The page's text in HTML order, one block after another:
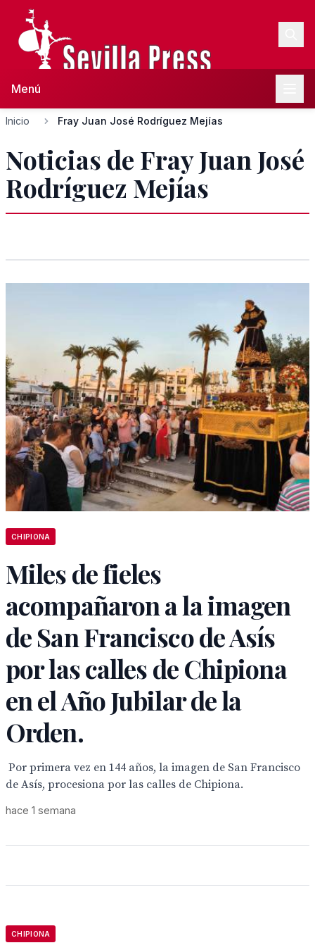
Menú
Inicio Fray Juan José Rodríguez Mejías
Noticias de Fray Juan José
Rodríguez Mejías
CHIPIONA
Miles de fieles
acompañaron a la imagen
de San Francisco de Asís
por las calles de Chipiona
en el Año Jubilar de la
Orden.
Por primera vez en 144 años, la imagen de San Francisco
de Asís, procesiona por las calles de Chipiona.
hace 1 semana
CHIPIONA